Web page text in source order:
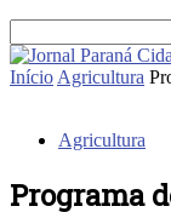
Início Agricultura
Agricultura
Programa